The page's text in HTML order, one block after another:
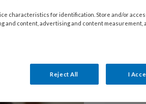
28
characteristics for identification. Store and/or
and content, advertising and content measurement,
Reject All I